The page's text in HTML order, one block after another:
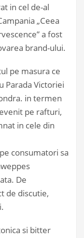
in cel de-al
„Ceea
a fost
brand-ului.
pe masura ce
Parada Victoriei
in termen
pe rafturi,
in cele din
consumatori sa
De
de discutie,
si bitter